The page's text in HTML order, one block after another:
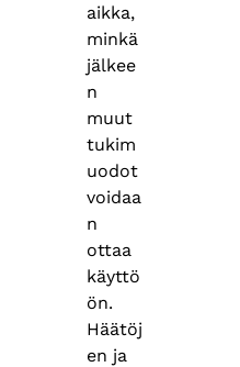
aikka,
minkä
jälkee
n
muut
tukim
uodot
voidaa
n
ottaa
käyttö
ön.
Häätöj
en ja